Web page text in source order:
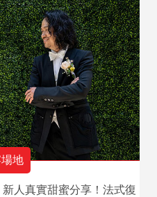
地
人真實甜蜜分享！法式復